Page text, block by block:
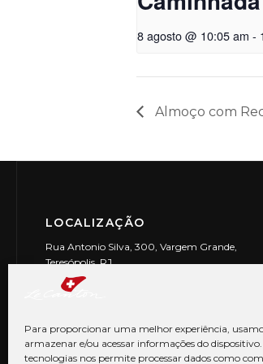
Para proporcionar uma melhor experiência,
armazenar e/ou acessar informações do
tecnologias nos permite processar dados como
8 agosto @ 10:05 am -
Almoço com
LOCALIZAÇÃO
Rua Antonio Silva, 300, Vargem Grande,
Teresópolis, RJ
CEP: 25990-150